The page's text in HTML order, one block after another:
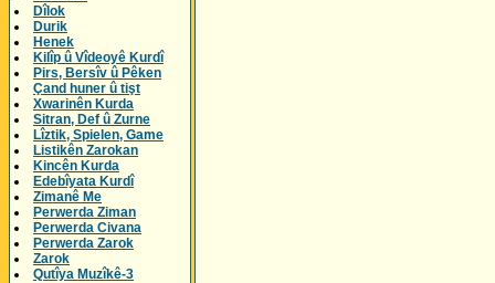
Dîlok
Durik
Henek
Kilîp û Vîdeoyê Kurdî
Pirs, Bersîv û Pêken
Çand huner û tişt
Xwarinên Kurda
Sitran, Def û Zurne
Lîztik, Spielen, Game
Listikên Zarokan
Kincên Kurda
Edebîyata Kurdî
Zimanê Me
Perwerda Ziman
Perwerda Civana
Perwerda Zarok
Zarok
Qutîya Muzîkê-3